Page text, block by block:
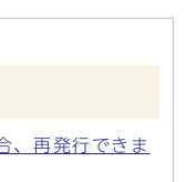
、再発行できま